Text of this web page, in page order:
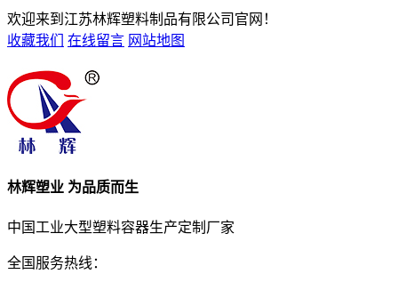
欢迎来到江苏林辉塑料制品有限公司官网！
收藏我们
在线留言 网站地图
林辉塑业 为品质而生
中国工业大型塑料容器生产定制厂家
全国服务热线：